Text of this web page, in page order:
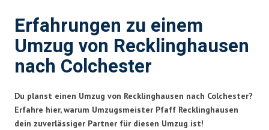
Erfahrungen zu einem
Umzug von Recklinghausen
nach Colchester
Du planst einen Umzug von Recklinghausen nach Colchester?
Erfahre hier, warum Umzugsmeister Pfaff Recklinghausen
dein zuverlässiger Partner für diesen Umzug ist!